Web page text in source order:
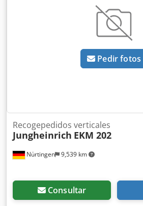
Financiación a partir del 3,99 %.
previa. La información de este
orientativa y no constituye una
características del producto. El
responsabiliza de los errores
de datos. Los equipos mencionados
separado. Toda la información de los
Pedir fotos
Nürtingen 9,539 km
Recogepedidos verticales
Jungheinrich EKM 202
Consultar